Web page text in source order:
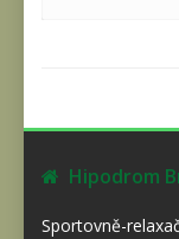
Hipodrom
Sportovně-